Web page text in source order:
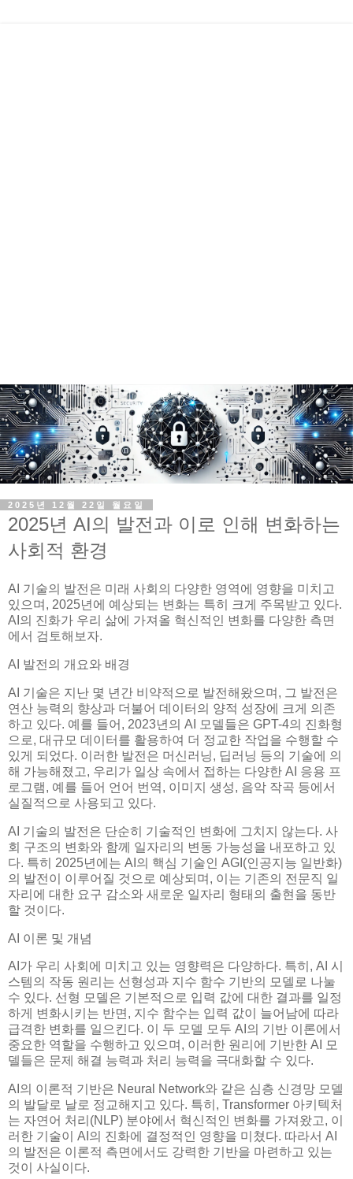
2025년 12월 22일 월요일
2025년 AI의 발전과 이로 인해 변화하는
사회적 환경
AI 기술의 발전은 미래 사회의 다양한 영역에 영향을 미치고
있으며, 2025년에 예상되는 변화는 특히 크게 주목받고 있다.
AI의 진화가 우리 삶에 가져올 혁신적인 변화를 다양한 측면
에서 검토해보자.
AI 발전의 개요와 배경
AI 기술은 지난 몇 년간 비약적으로 발전해왔으며, 그 발전은
연산 능력의 향상과 더불어 데이터의 양적 성장에 크게 의존
하고 있다. 예를 들어, 2023년의 AI 모델들은 GPT-4의 진화형
으로, 대규모 데이터를 활용하여 더 정교한 작업을 수행할 수
있게 되었다. 이러한 발전은 머신러닝, 딥러닝 등의 기술에 의
해 가능해졌고, 우리가 일상 속에서 접하는 다양한 AI 응용 프
로그램, 예를 들어 언어 번역, 이미지 생성, 음악 작곡 등에서
실질적으로 사용되고 있다.
AI 기술의 발전은 단순히 기술적인 변화에 그치지 않는다. 사
회 구조의 변화와 함께 일자리의 변동 가능성을 내포하고 있
다. 특히 2025년에는 AI의 핵심 기술인 AGI(인공지능 일반화)
의 발전이 이루어질 것으로 예상되며, 이는 기존의 전문직 일
자리에 대한 요구 감소와 새로운 일자리 형태의 출현을 동반
할 것이다.
AI 이론 및 개념
AI가 우리 사회에 미치고 있는 영향력은 다양하다. 특히, AI 시
스템의 작동 원리는 선형성과 지수 함수 기반의 모델로 나눌
수 있다. 선형 모델은 기본적으로 입력 값에 대한 결과를 일정
하게 변화시키는 반면, 지수 함수는 입력 값이 늘어남에 따라
급격한 변화를 일으킨다. 이 두 모델 모두 AI의 기반 이론에서
중요한 역할을 수행하고 있으며, 이러한 원리에 기반한 AI 모
델들은 문제 해결 능력과 처리 능력을 극대화할 수 있다.
AI의 이론적 기반은 Neural Network와 같은 심층 신경망 모델
의 발달로 날로 정교해지고 있다. 특히, Transformer 아키텍처
는 자연어 처리(NLP) 분야에서 혁신적인 변화를 가져왔고, 이
러한 기술이 AI의 진화에 결정적인 영향을 미쳤다. 따라서 AI
의 발전은 이론적 측면에서도 강력한 기반을 마련하고 있는
것이 사실이다.